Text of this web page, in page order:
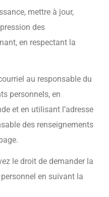
mettre à jour,
des
en respectant la
au responsable du
personnels, en
et en utilisant l’adresse
des renseignements
le droit de demander la
en suivant la